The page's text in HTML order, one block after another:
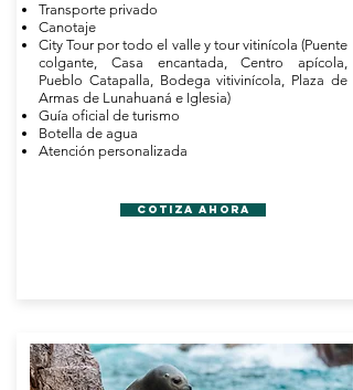
Transporte privado
Canotaje
City Tour por todo el valle y tour vitinícola (Puente
colgante, Casa encantada, Centro apícola,
Pueblo Catapalla, Bodega vitivinícola, Plaza de
Armas de Lunahuaná e Iglesia)
Guía oficial de turismo
Botella de agua
Atención personalizada
Cotiza Ahora